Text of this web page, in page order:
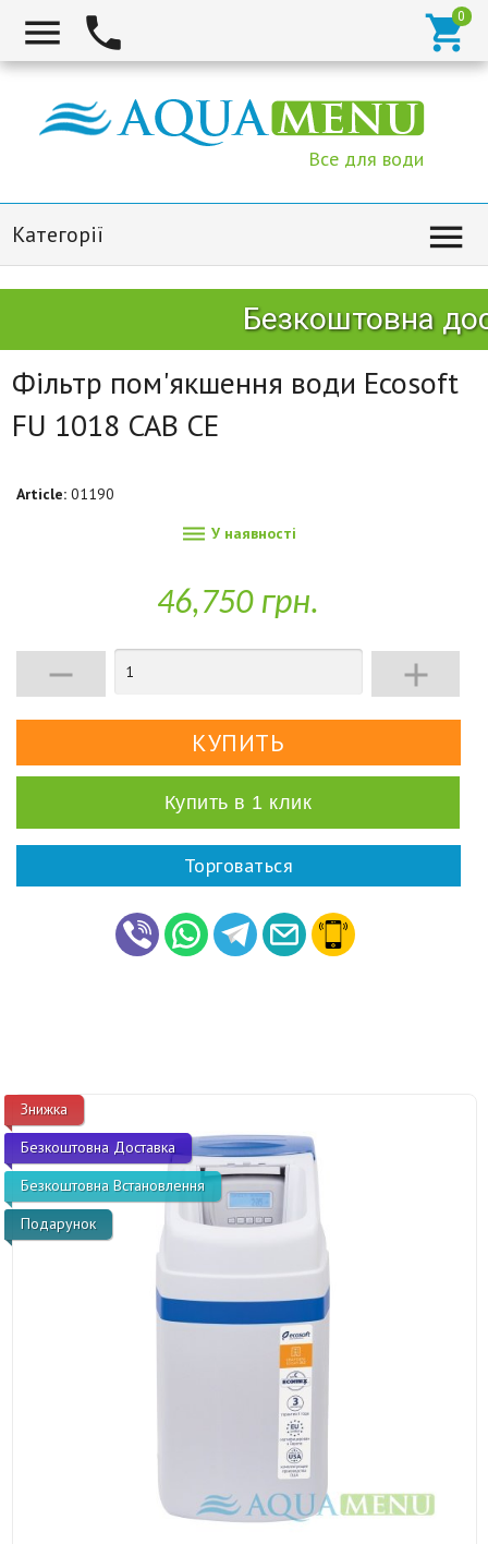
  
Все для води
Категорії 
Безкоштовна
Фільтр пом'якшення води Ecosoft
FU 1018 CAB CE
Article: 01190
 У наявності
46,750 грн.
 
Купить в 1 клик
Торговаться
Знижка
Безкоштовна Доставка
Безкоштовна Встановлення
Подарунок